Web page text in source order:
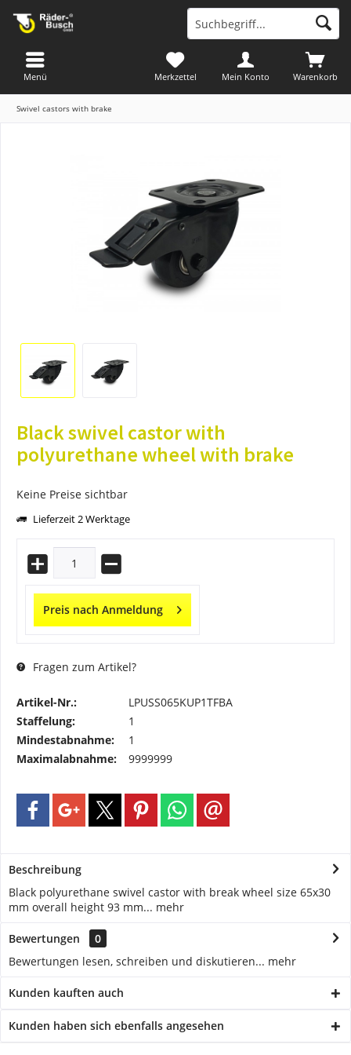
Warenkorb
Merkzettel Mein Konto
Menü
Swivel castors with brake
Black swivel castor with
polyurethane wheel with brake
Keine Preise sichtbar
Lieferzeit 2 Werktage
Preis nach Anmeldung
Fragen zum Artikel?
Artikel-Nr.:
LPUSS065KUP1TFBA
Staffelung:
1
Mindestabnahme:
1
Maximalabnahme:
9999999
Beschreibung
Black polyurethane swivel castor with break wheel size 65x30
mm overall height 93 mm... mehr
Bewertungen
0
Bewertungen lesen, schreiben und diskutieren... mehr
Kunden kauften auch
Kunden haben sich ebenfalls angesehen